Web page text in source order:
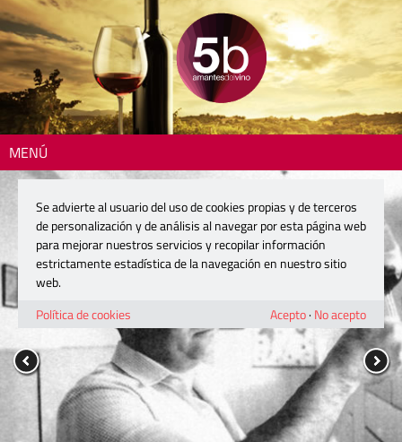
MENÚ
Se advierte al usuario del uso de cookies propias y de terceros
de personalización y de análisis al navegar por esta página web
para mejorar nuestros servicios y recopilar información
estrictamente estadística de la navegación en nuestro sitio
web.
Política de cookies
Acepto· No acepto